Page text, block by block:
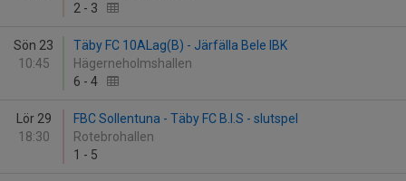
2 - 3
Sön 23
10:45
Täby FC 10ALag(B) - Järfälla Bele IBK
Hägerneholmshallen
6 - 4
Lör 29
18:30
FBC Sollentuna - Täby FC B.I.S - slutspel
Rotebrohallen
1 - 5